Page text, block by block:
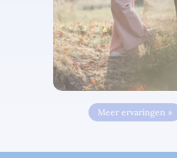
Meer ervaringen »